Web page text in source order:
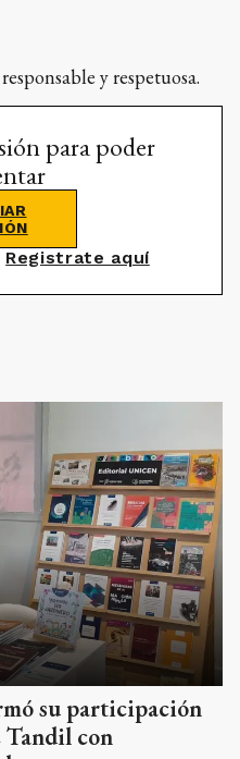
y respetuosa.
para poder
Registrate aquí
su participación
Tandil con